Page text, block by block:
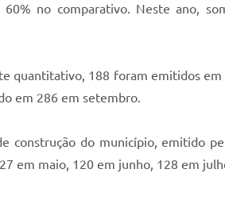
no comparativo. Neste ano,
quantitativo, 188 foram emitidos
em 286 em setembro.
construção do município, emitido
em maio, 120 em junho, 128 em